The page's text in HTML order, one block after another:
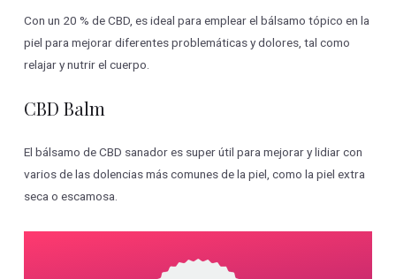
Con un 20 % de CBD, es ideal para emplear el bálsamo tópico en la
piel para mejorar diferentes problemáticas y dolores, tal como
relajar y nutrir el cuerpo.
CBD Balm
El bálsamo de CBD sanador es super útil para mejorar y lidiar con
varios de las dolencias más comunes de la piel, como la piel extra
seca o escamosa.